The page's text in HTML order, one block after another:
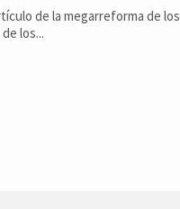
de la megarreforma de los
los...